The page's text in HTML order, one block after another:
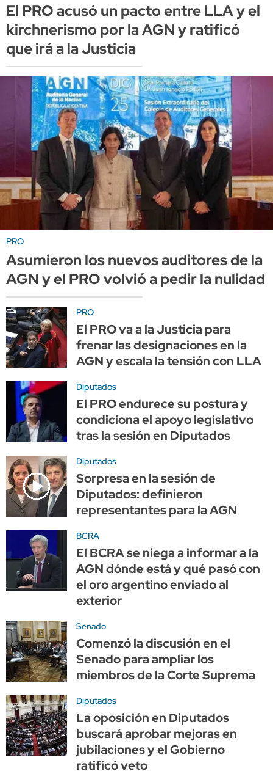
El PRO acusó un pacto entre LLA y el
kirchnerismo por la AGN y ratificó
que irá a la Justicia
PRO
Asumieron los nuevos auditores de la
AGN y el PRO volvió a pedir la nulidad
PRO
El PRO va a la Justicia para
frenar las designaciones en la
AGN y escala la tensión con LLA
Diputados
El PRO endurece su postura y
condiciona el apoyo legislativo
tras la sesión en Diputados
Diputados
Sorpresa en la sesión de
Diputados: definieron
representantes para la AGN
BCRA
El BCRA se niega a informar a la
AGN dónde está y qué pasó con
el oro argentino enviado al
exterior
Senado
Comenzó la discusión en el
Senado para ampliar los
miembros de la Corte Suprema
Diputados
La oposición en Diputados
buscará aprobar mejoras en
jubilaciones y el Gobierno
ratificó veto